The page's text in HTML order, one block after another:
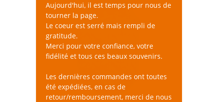
Aujourd'hui, il est temps pour nous de
tourner la page.
Le coeur est serré mais rempli de
gratitude.
Merci pour votre confiance, votre
fidélité et tous ces beaux souvenirs.
Les dernières commandes ont toutes
été expédiées, en cas de
retour/remboursement, merci de nous